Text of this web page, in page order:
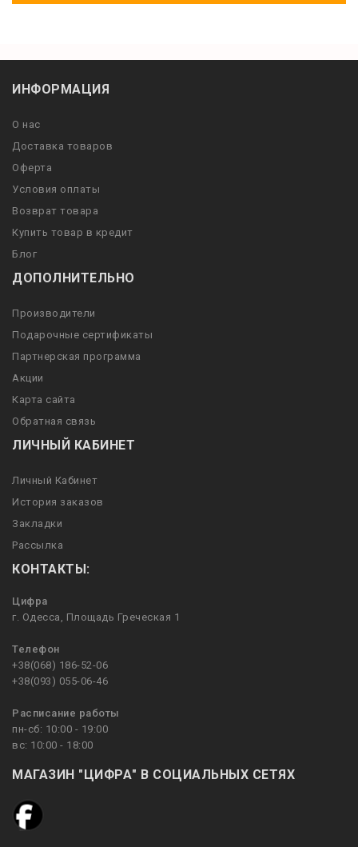
ИНФОРМАЦИЯ
О нас
Доставка товаров
Оферта
Условия оплаты
Возврат товара
Купить товар в кредит
Блог
ДОПОЛНИТЕЛЬНО
Производители
Подарочные сертификаты
Партнерская программа
Акции
Карта сайта
Обратная связь
ЛИЧНЫЙ КАБИНЕТ
Личный Кабинет
История заказов
Закладки
Рассылка
КОНТАКТЫ:
Цифра
г. Одесса, Площадь Греческая 1
Телефон
+38(068) 186-52-06
+38(093) 055-06-46
Расписание работы
пн-сб: 10:00 - 19:00
вс: 10:00 - 18:00
МАГАЗИН "ЦИФРА" В СОЦИАЛЬНЫХ СЕТЯХ